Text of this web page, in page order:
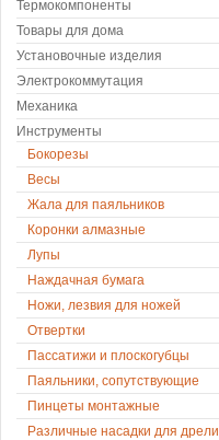
Термокомпоненты
Товары для дома
Установочные изделия
Электрокоммутация
Механика
Инструменты
Бокорезы
Весы
Жала для паяльников
Коронки алмазные
Лупы
Наждачная бумага
Ножи, лезвия для ножей
Отвертки
Пассатижи и плоскогубцы
Паяльники, сопутствующие
Пинцеты монтажные
Различные насадки для дрели